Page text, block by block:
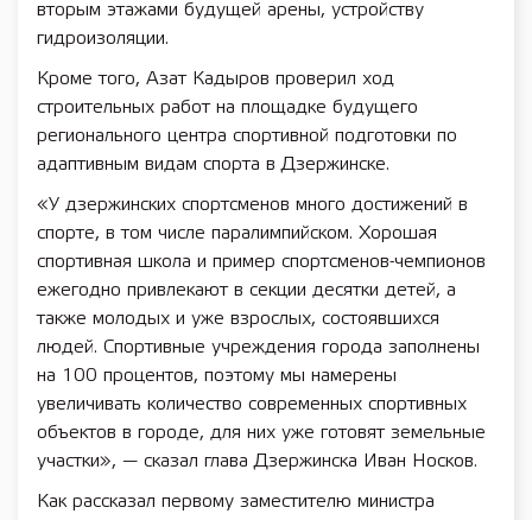
вторым этажами будущей арены, устройству
гидроизоляции.
Кроме того, Азат Кадыров проверил ход
строительных работ на площадке будущего
регионального центра спортивной подготовки по
адаптивным видам спорта в Дзержинске.
«У дзержинских спортсменов много достижений в
спорте, в том числе паралимпийском. Хорошая
спортивная школа и пример спортсменов-чемпионов
ежегодно привлекают в секции десятки детей, а
также молодых и уже взрослых, состоявшихся
людей. Спортивные учреждения города заполнены
на 100 процентов, поэтому мы намерены
увеличивать количество современных спортивных
объектов в городе, для них уже готовят земельные
участки», — сказал глава Дзержинска Иван Носков.
Как рассказал первому заместителю министра